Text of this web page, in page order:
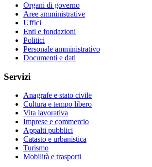
Organi di governo
Aree amministrative
Uffici
Enti e fondazioni
Politici
Personale amministrativo
Documenti e dati
Servizi
Anagrafe e stato civile
Cultura e tempo libero
Vita lavorativa
Imprese e commercio
Appalti pubblici
Catasto e urbanistica
Turismo
Mobilità e trasporti